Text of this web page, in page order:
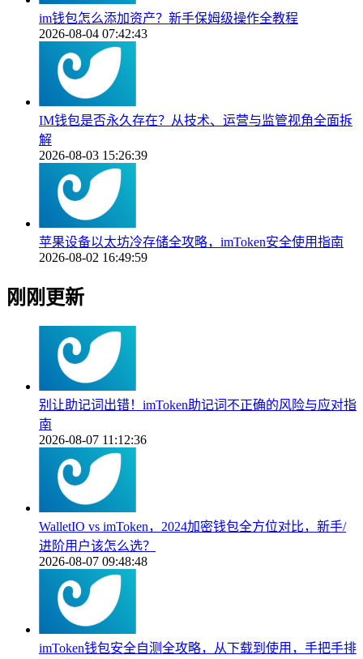
im钱包怎么添加资产？新手保姆级操作全教程
2026-08-04 07:42:43
IM钱包是否永久存在？从技术、运营与监管视角全面拆
解
2026-08-03 15:26:39
苹果设备以太坊冷存储全攻略，imToken安全使用指南
2026-08-02 16:49:59
刚刚更新
别让助记词出错！imToken助记词不正确的风险与应对指
南
2026-08-07 11:12:36
WalletIO vs imToken，2024加密钱包全方位对比，新手/
进阶用户该怎么选？
2026-08-07 09:48:48
imToken钱包安全自测全攻略，从下载到使用，手把手排